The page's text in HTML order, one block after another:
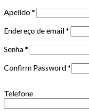
Apelido*
Endereço de email*
Senha*
Confirm Password*
Telefone